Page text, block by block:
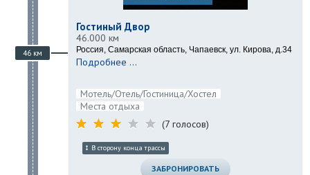
46 км
Гостиный Двор
46.000 км
Россия, Самарская область, Чапаевск, ул. Кирова, д.34
Подробнее ...
Мотель/Отель/Гостиница/Хостел
Места отдыха
(7 голосов)
В сторону конца трассы
ЗАБРОНИРОВАТЬ